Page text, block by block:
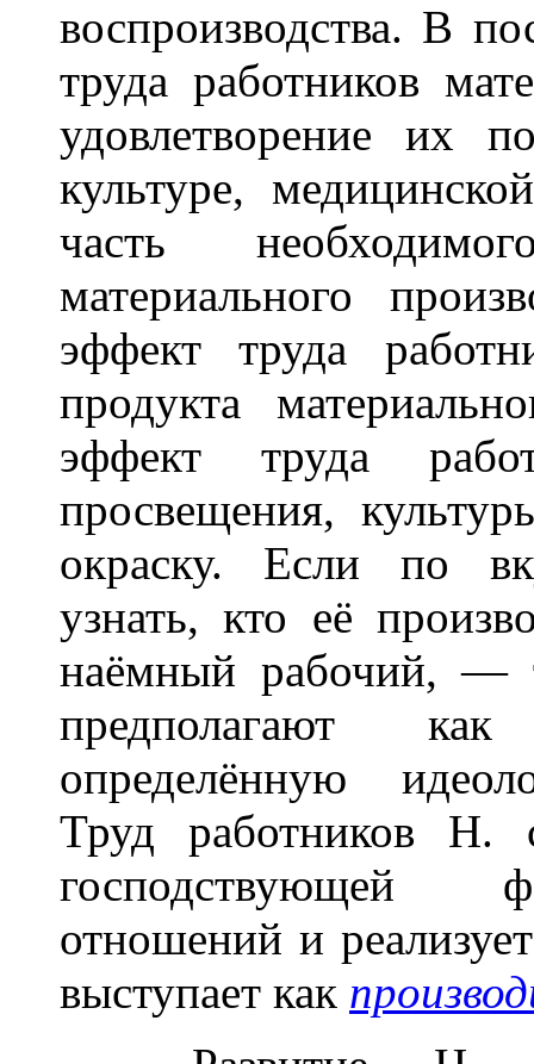
воспроизводства. В
труда работников
удовлетворение их
культуре,
часть
материального
эффект труда
продукта
эффект труда
просвещения,
окраску. Если по
узнать, кто её
наёмный рабочий, —
предполагают
определённую
Труд работников Н.
господствующей
отношений и
выступает как